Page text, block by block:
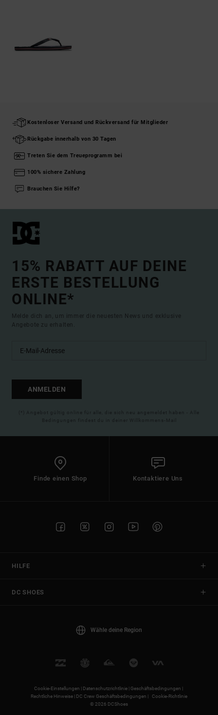
Kostenloser Versand und Rückversand für Mitglieder
Rückgabe innerhalb von 30 Tagen
Treten Sie dem Treueprogramm bei
100% sichere Zahlung
Brauchen Sie Hilfe?
15% RABATT AUF DEINE
ERSTE BESTELLUNG
ONLINE*
Melde dich an, um immer die neuesten News und exklusive
Angebote zu erhalten.
ANMELDEN
(*) Angebot gültig online für alle, die sich neu angemeldet haben - Alle
Bedingungen findest du in deiner Willkommens-Mail
Finde einen Shop Kontaktiere Uns
HILFE
DC SHOES
Wähle deine Region
Cookie-Einstellungen | Datenschutzrichtlinie |Geschäftsbedingungen |
Rechtliche Hinweise | DC Crew Geschäftsbedingungen |
Cookie-Richtlinie
© 2026 DCShoes